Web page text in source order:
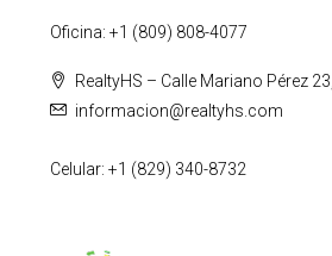
Oficina: +1 (809) 808-4077
RealtyHS – Calle Mariano Pérez
informacion@realtyhs.com
Celular: +1 (829) 340-8732